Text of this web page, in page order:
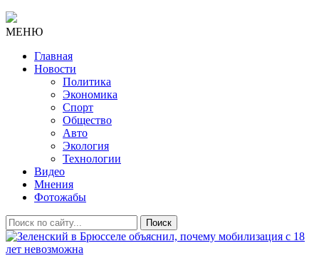
МЕНЮ
Главная
Новости
Политика
Экономика
Спорт
Общество
Авто
Экология
Технологии
Видео
Мнения
Фотожабы
Поиск